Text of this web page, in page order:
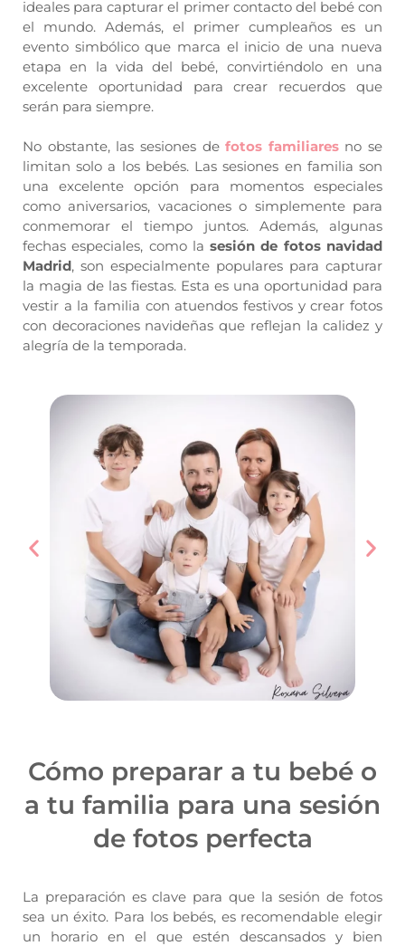
ideales para capturar el primer contacto del bebé con
el mundo. Además, el primer cumpleaños es un
evento simbólico que marca el inicio de una nueva
etapa en la vida del bebé, convirtiéndolo en una
excelente oportunidad para crear recuerdos que
serán para siempre.
No obstante, las sesiones defotos familiaresno se
limitan solo a los bebés. Las sesiones en familia son
una excelente opción para momentos especiales
como aniversarios, vacaciones o simplemente para
conmemorar el tiempo juntos. Además, algunas
fechas especiales, como lasesión de fotos navidad
Madrid, son especialmente populares para capturar
la magia de las fiestas. Esta es una oportunidad para
vestir a la familia con atuendos festivos y crear fotos
con decoraciones navideñas que reflejan la calidez y
alegría de la temporada.
Cómo preparar a tu bebé o
a tu familia para una sesión
de fotos perfecta
La preparación es clave para que la sesión de fotos
sea un éxito. Para los bebés, es recomendable elegir
un horario en el que estén descansados y bien